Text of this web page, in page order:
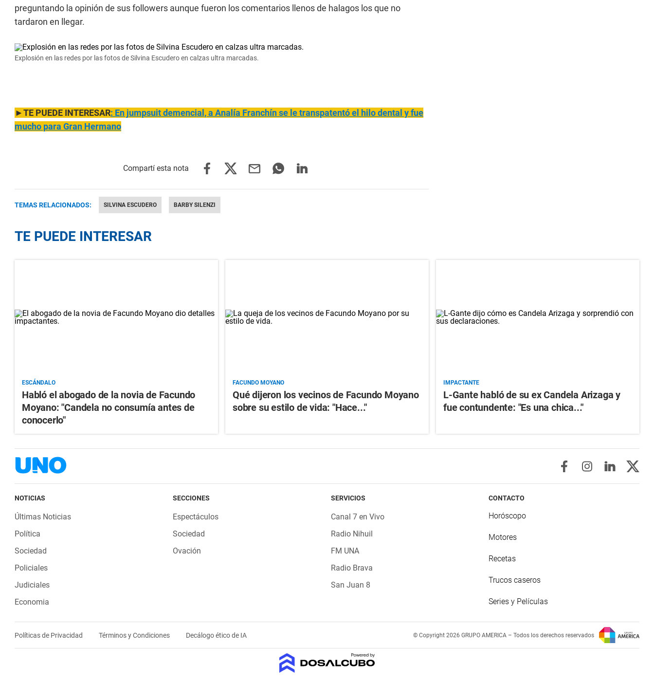
preguntando la opinión de sus followers aunque fueron los comentarios llenos de halagos los que no
tardaron en llegar.
Explosión en las redes por las fotos de Silvina Escudero en calzas ultra marcadas.
►TE PUEDE INTERESAR: En jumpsuit demencial, a Analía Franchín se le transpatentó el hilo dental y fue
mucho para Gran Hermano
TEMAS RELACIONADOS: SILVINA ESCUDERO BARBY SILENZI
TE PUEDE INTERESAR
ESCÁNDALO
Habló el abogado de la novia de Facundo
Moyano: "Candela no consumía antes de
conocerlo"
FACUNDO MOYANO
Qué dijeron los vecinos de Facundo Moyano
sobre su estilo de vida: "Hace..."
IMPACTANTE
L-Gante habló de su ex Candela Arizaga y
fue contundente: "Es una chica..."
NOTICIAS
Últimas Noticias
Política
Sociedad
Policiales
Judiciales
Economia
SECCIONES
Espectáculos
Sociedad
Ovación
SERVICIOS
Canal 7 en Vivo
Radio Nihuil
FM UNA
Radio Brava
San Juan 8
CONTACTO
Horóscopo
Motores
Recetas
Trucos caseros
Series y Películas
Políticas de Privacidad Términos y Condiciones Decálogo ético de IA © Copyright 2026 GRUPO AMERICA – Todos los derechos reservados